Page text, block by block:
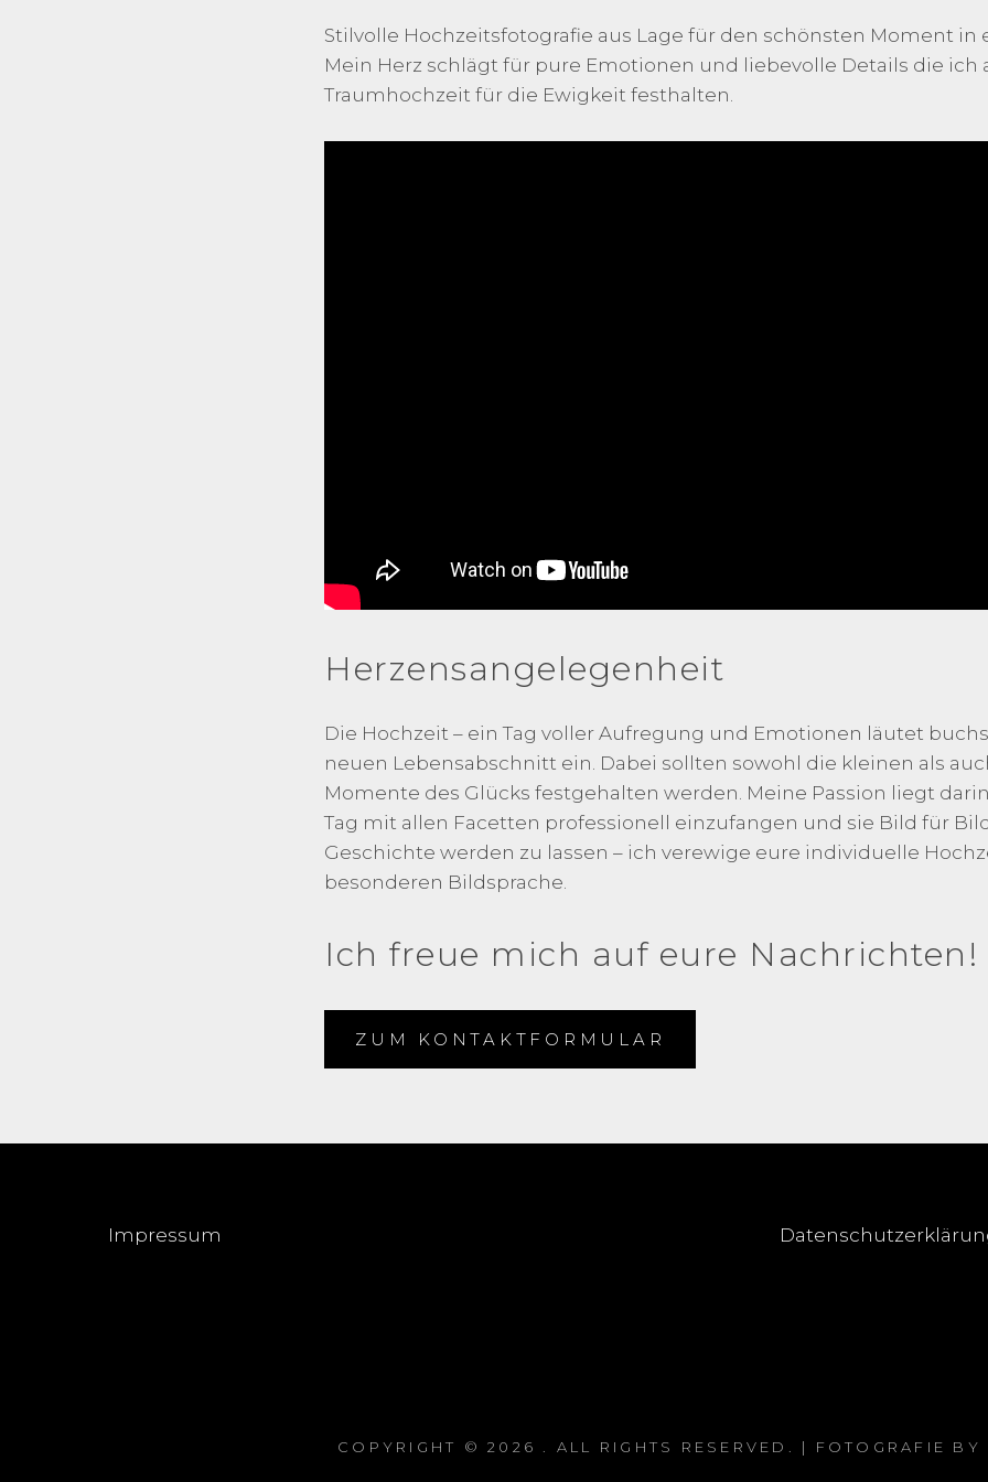
Stilvolle Hochzeitsfotografie aus Lage für den schönsten Moment in
Mein Herz schlägt für pure Emotionen und liebevolle Details die ich
Traumhochzeit für die Ewigkeit festhalten.
Herzensangelegenheit
Die Hochzeit – ein Tag voller Aufregung und Emotionen läutet
neuen Lebensabschnitt ein. Dabei sollten sowohl die kleinen als
Momente des Glücks festgehalten werden. Meine Passion liegt
Tag mit allen Facetten professionell einzufangen und sie Bild für
Geschichte werden zu lassen – ich verewige eure individuelle
besonderen Bildsprache.
Ich freue mich auf eure Nachrichten!
ZUM KONTAKTFORMULAR
Impressum
COPYRIGHT © 2026 . ALL RIGHTS RESERVED. | FOTOGRAFIE BY